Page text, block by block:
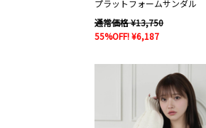
プラットフォームサンダル
通常価格 ¥13,750
55%OFF! ¥6,187